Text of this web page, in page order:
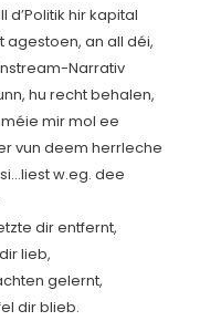
hir kapital
agestoen, an all déi,
Narrativ
hu recht behalen,
mir mol ee
vun deem herrleche
w.eg. dee
dir entfernt,
lieb,
gelernt,
dir blieb.